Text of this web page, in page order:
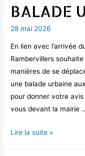
BALADE
28 mai 2026
En lien avec l’arrivée
Rambervillers
manières de se
une balade urbaine
pour donner votre
vous devant la mairie
BALADE
Lire la suite »